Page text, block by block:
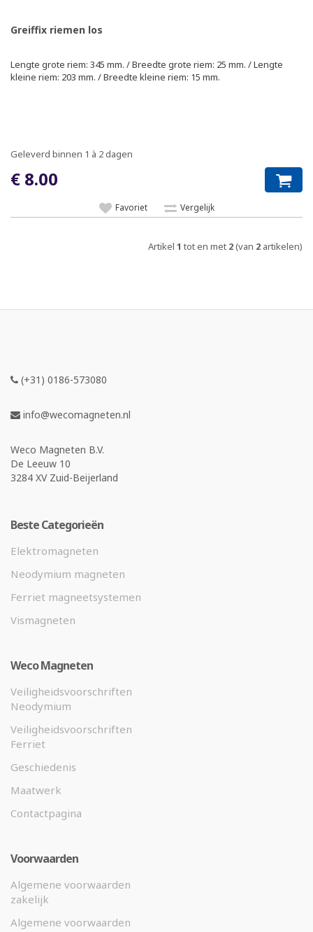
Greiffix riemen los
Lengte grote riem: 345 mm. / Breedte grote riem: 25 mm. / Lengte
kleine riem: 203 mm. / Breedte kleine riem: 15 mm.
Geleverd binnen 1 à 2 dagen
€ 8.00
Favoriet Vergelijk
Artikel 1 tot en met 2(van 2 artikelen)
(+31) 0186-573080
info@wecomagneten.nl
Weco Magneten B.V.
De Leeuw 10
3284 XV Zuid-Beijerland
Beste Categorieën
Elektromagneten
Neodymium magneten
Ferriet magneetsystemen
Vismagneten
Weco Magneten
Veiligheidsvoorschriften
Neodymium
Veiligheidsvoorschriften
Ferriet
Geschiedenis
Maatwerk
Contactpagina
Voorwaarden
Algemene voorwaarden
zakelijk
Algemene voorwaarden